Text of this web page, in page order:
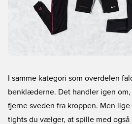
I samme kategori som overdelen
benklæderne. Det handler igen om,
fjerne sveden fra kroppen. Men
tights du vælger, at spille med også